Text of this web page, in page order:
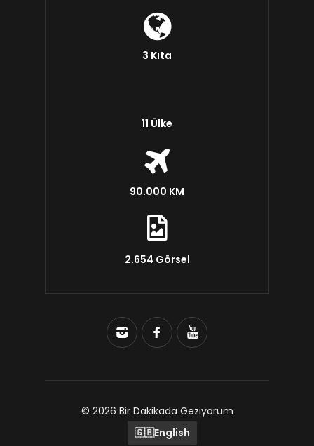
3 Kıta
11 Ülke
90.000 KM
2.654 Görsel
© 2026 Bir Dakikada Geziyorum
🇬🇧English